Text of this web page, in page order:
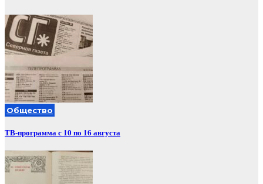
Общество
ТВ-программа с 10 по 16 августа